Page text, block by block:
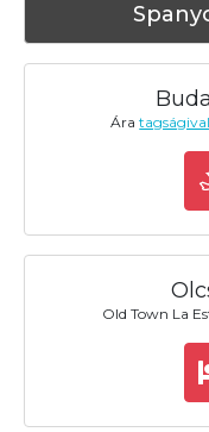
Áratagságival
Old Town La